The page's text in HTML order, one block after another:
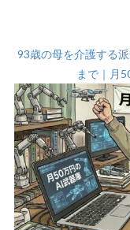
93歳の母を介護する
まで｜月